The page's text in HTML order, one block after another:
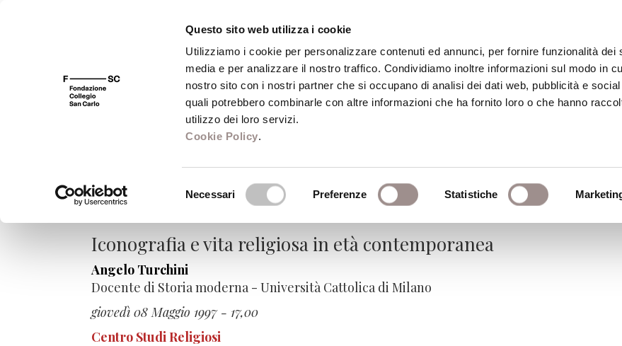
Questo sito web utilizza i cookie
Utilizziamo i cookie per personalizzare contenuti ed annunci, per fornire funzionalità dei
media e per analizzare il nostro traffico. Condividiamo inoltre informazioni sul modo in
nostro sito con i nostri partner che si occupano di analisi dei dati web, pubblicità e
quali potrebbero combinarle con altre informazioni che ha fornito loro o che hanno
utilizzo dei loro servizi.
Cookie Policy.
Necessari Preferenze Statistiche
FSC 400 Fondazione Biblioteca Centro Culturale Centro Studi
La questione delle immagini nelle
tradizioni cristiane
Iconografia e vita religiosa in età contemporanea
Angelo Turchini
Docente di Storia moderna - Università Cattolica di Milano
giovedì 08 Maggio 1997 - 17,00
Centro Studi Religiosi